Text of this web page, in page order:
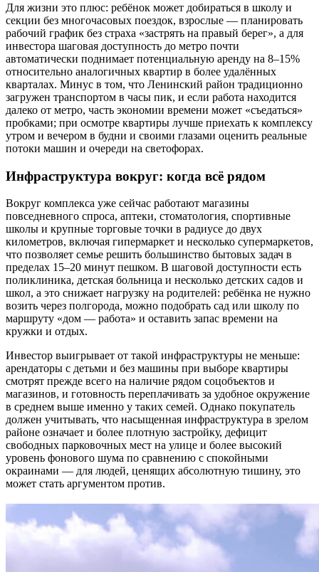
Для жизни это плюс: ребёнок может добираться в школу и
секции без многочасовых поездок, взрослые — планировать
рабочий график без страха «застрять на правый берег», а для
инвестора шаговая доступность до метро почти
автоматически поднимает потенциальную аренду на 8–15%
относительно аналогичных квартир в более удалённых
кварталах. Минус в том, что Ленинский район традиционно
загружен транспортом в часы пик, и если работа находится
далеко от метро, часть экономии времени может «съедаться»
пробками; при осмотре квартиры лучше приехать к комплексу
утром и вечером в будни и своими глазами оценить реальные
потоки машин и очереди на светофорах.
Инфраструктура вокруг: когда всё рядом
Вокруг комплекса уже сейчас работают магазины
повседневного спроса, аптеки, стоматология, спортивные
школы и крупные торговые точки в радиусе до двух
километров, включая гипермаркет и несколько супермаркетов,
что позволяет семье решить большинство бытовых задач в
пределах 15–20 минут пешком. В шаговой доступности есть
поликлиника, детская больница и несколько детских садов и
школ, а это снижает нагрузку на родителей: ребёнка не нужно
возить через полгорода, можно подобрать сад или школу по
маршруту «дом — работа» и оставить запас времени на
кружки и отдых.
Инвестор выигрывает от такой инфраструктуры не меньше:
арендаторы с детьми и без машины при выборе квартиры
смотрят прежде всего на наличие рядом соцобъектов и
магазинов, и готовность переплачивать за удобное окружение
в среднем выше именно у таких семей. Однако покупатель
должен учитывать, что насыщенная инфраструктура в зрелом
районе означает и более плотную застройку, дефицит
свободных парковочных мест на улице и более высокий
уровень фонового шума по сравнению с спокойными
окраинами — для людей, ценящих абсолютную тишину, это
может стать аргументом против.